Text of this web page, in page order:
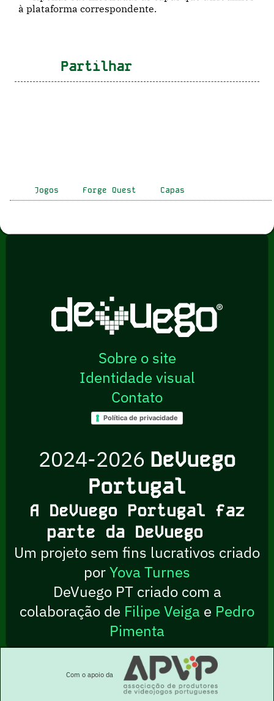
à plataforma correspondente.
Partilhar
Jogos Forge Quest Capas
Sobre o site
Identidade visual
Contato
Política de privacidade
2024-2026 DeVuego
Portugal
A DeVuego Portugal faz
parte da DeVuego
Um projeto sem fins lucrativos criado
porYova Turnes
DeVuego PT criado com a
colaboração de Filipe Veiga e Pedro
Pimenta
Com o apoio da